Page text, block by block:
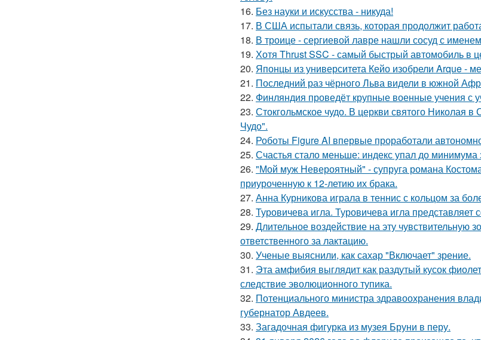
16. Без науки и искусства - никуда!
17. В США испытали связь, которая продолжит
18. В троице - сергиевой лавре нашли сосуд с
19. Хотя Thrust SSC - самый быстрый автомобиль в
20. Японцы из университета Кейо изобрели Arque -
21. Последний раз чёрного Льва видели в южной
22. Финляндия проведёт крупные военные учения с
23. Стокгольмское чудо. В церкви святого Николая
Чудо".
24. Роботы Figure AI впервые проработали
25. Счастья стало меньше: индекс упал до минимума
26. "Мой муж Невероятный" - супруга романа
приуроченную к 12-летию их брака.
27. Анна Курникова играла в теннис с кольцом за
28. Туровичева игла. Туровичева игла представляет
29. Длительное воздействие на эту чувствительную
ответственного за лактацию.
30. Ученые выяснили, как сахар "Включает" зрение.
31. Эта амфибия выглядит как раздутый кусок
следствие эволюционного тупика.
32. Потенциального министра здравоохранения
губернатор Авдеев.
33. Загадочная фигурка из музея Бруни в перу.